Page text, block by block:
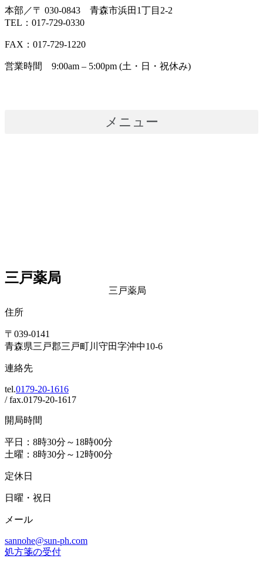
本部／〒 030-0843 青森市浜田1丁目2-2
TEL：017-729-0330
FAX：017-729-1220
営業時間 9:00am – 5:00pm (土・日・祝休み)
メニュー
三戸薬局
住所
〒039-0141
青森県三戸郡三戸町川守田字沖中10-6
連絡先
tel.0179-20-1616
/ fax.0179-20-1617
開局時間
平日：8時30分～18時00分
土曜：8時30分～12時00分
定休日
日曜・祝日
メール
sannohe@sun-ph.com
処方箋の受付